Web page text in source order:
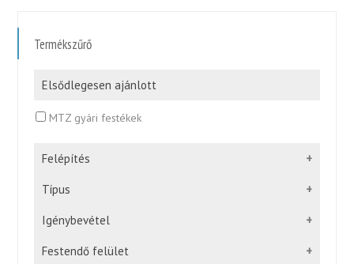
Termékszűrő
Elsődlegesen ajánlott
MTZ gyári festékek
Felépítés
Típus
Igénybevétel
Festendő felület